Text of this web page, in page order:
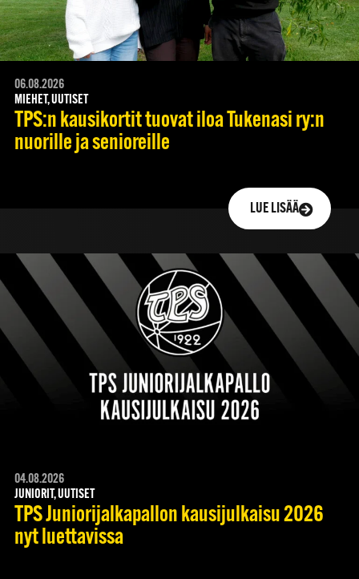
06.08.2026
MIEHET, UUTISET
TPS:n kausikortit tuovat iloa Tukenasi ry:n
nuorille ja senioreille
LUE LISÄÄ
04.08.2026
JUNIORIT, UUTISET
TPS Juniorijalkapallon kausijulkaisu 2026
nyt luettavissa